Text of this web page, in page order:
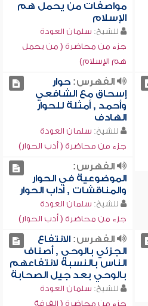
مواصفات من يحمل هم
الإسلام
للشيخ: سلمان العودة
جزء من محاضرة ( من يحمل
هم الإسلام)
الفهرس:حوار
إسحاق مع الشافعي
وأحمد , أمثلة للحوار
الهادف
للشيخ: سلمان العودة
جزء من محاضرة ( أدب الحوار)
الفهرس:
الموضوعية في الحوار
والمناقشات , آداب الحوار
للشيخ: سلمان العودة
جزء من محاضرة ( أدب الحوار)
الفهرس:الانتفاع
الجزئي بالوحي , أصناف
الناس بالنسبة لانتفاعهم
بالوحي بعد جيل الصحابة
للشيخ: سلمان العودة
جزء من محاضرة ( الفرقة